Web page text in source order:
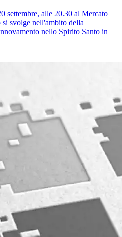
settembre, alle 20.30 al Mercato
svolge nell'ambito della
nello Spirito Santo in